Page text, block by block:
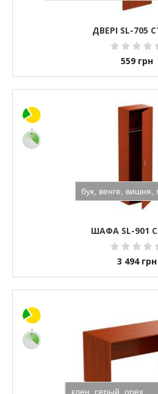
ДВЕРІ SL-705
559 грн
ШАФА SL-901
3 494 грн